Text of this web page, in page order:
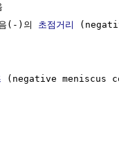
(-)의 초점거리
(negative meniscus